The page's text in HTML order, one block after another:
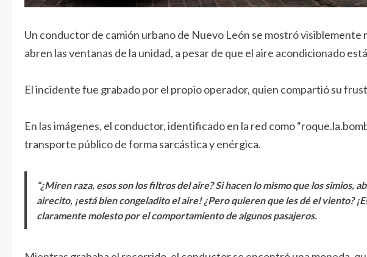
Un conductor de camión urbano de Nuevo León se mostró visiblemente
abren las ventanas de la unidad, a pesar de que el aire acondicionado
El incidente fue grabado por el propio operador, quien compartió su
En las imágenes, el conductor, identificado en la red como
transporte público de forma sarcástica y enérgica.
“¿Miren raza, esos son los filtros del aire? Si hacen lo mismo que los simios,
airecito, ¡está bien congeladito el aire! ¿Pero quieren que les dé el viento?
claramente molesto por el comportamiento de algunos pasajeros.